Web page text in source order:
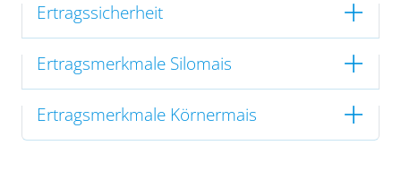
Ertragssicherheit
Ertragsmerkmale Silomais
Ertragsmerkmale Körnermais